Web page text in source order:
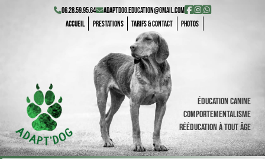
06.28.59.95.64
adaptdog.education@gmail.com
Accueil
Prestations Tarifs & Contact Photos
Éducation canine
Comportementalisme
Rééducation à tout âge